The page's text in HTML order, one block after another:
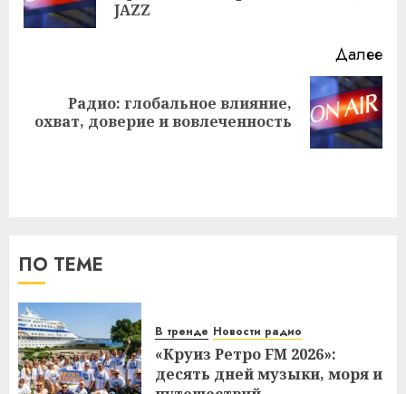
JAZZ
Далее
Следующая
запись:
Радио: глобальное влияние,
охват, доверие и вовлеченность
ПО ТЕМЕ
В тренде Новости радио
«Круиз Ретро FM 2026»:
десять дней музыки, моря и